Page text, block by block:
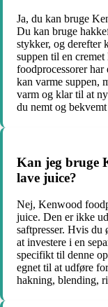
Ja, du kan bruge
Du kan bruge
stykker, og derefter
suppen til en
foodprocessorer
kan varme suppen,
varm og klar til at
du nemt og
Kan jeg bruge
lave juice?
Nej, Kenwood
juice. Den er ikke
saftpresser. Hvis du
at investere i en
specifikt til denne
egnet til at udføre
hakning, blending,